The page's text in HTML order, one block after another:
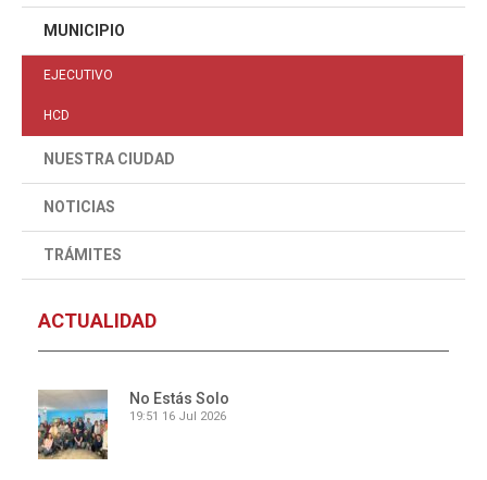
MUNICIPIO
EJECUTIVO
HCD
NUESTRA CIUDAD
NOTICIAS
TRÁMITES
ACTUALIDAD
No Estás Solo
19:51 16 Jul 2026